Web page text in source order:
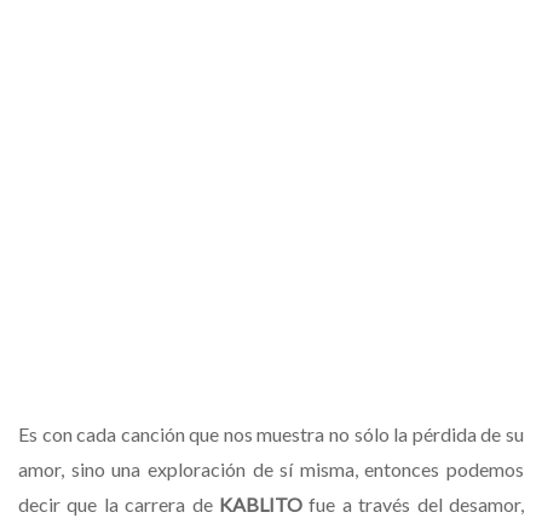
Es con cada canción que nos muestra no sólo la pérdida de su
amor, sino una exploración de sí misma, entonces podemos
decir que la carrera de KABLITO fue a través del desamor,